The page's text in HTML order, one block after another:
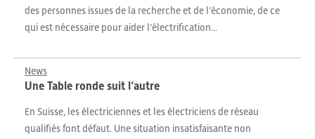
des personnes issues de la recherche et de l’économie, de ce
qui est nécessaire pour aider l’électrification...
News
Une Table ronde suit l’autre
En Suisse, les électriciennes et les électriciens de réseau
qualifiés font défaut. Une situation insatisfaisante non